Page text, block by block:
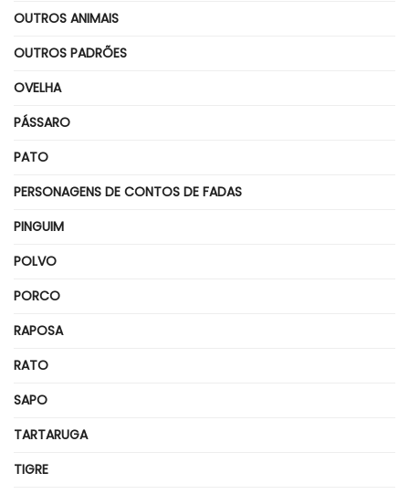
OUTROS ANIMAIS
OUTROS PADRÕES
OVELHA
PÁSSARO
PATO
PERSONAGENS DE CONTOS DE FADAS
PINGUIM
POLVO
PORCO
RAPOSA
RATO
SAPO
TARTARUGA
TIGRE